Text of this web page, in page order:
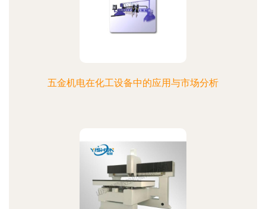
五金机电在化工设备中的应用与市场分析